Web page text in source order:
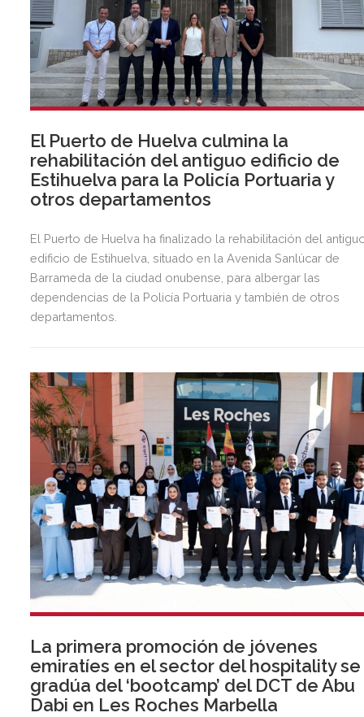
El Puerto de Huelva culmina la
rehabilitación del antiguo edificio de
Estihuelva para la Policía Portuaria y
otros departamentos
El Puerto de Huelva ha finalizado la rehabilitación del
edificio de Estihuelva, situado en la Avenida Sanlúcar de
Barrameda de la ciudad onubense, para albergar las
dependencias de la Policía Portuaria y también de otros
departamentos.
La primera promoción de jóvenes
emiratíes en el sector del hospitality se
gradúa del ‘bootcamp’ del DCT de Abu
Dabi en Les Roches Marbella